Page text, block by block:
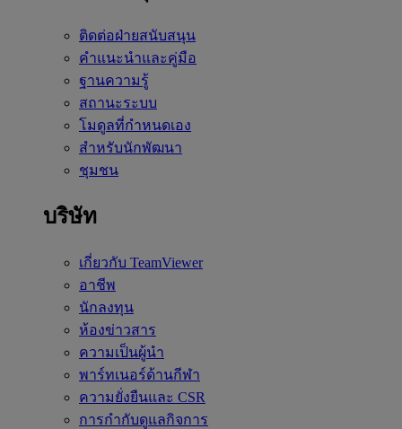
ติดต่อฝ่ายสนับสนุน
คำแนะนำและคู่มือ
ฐานความรู้
สถานะระบบ
โมดูลที่กำหนดเอง
สำหรับนักพัฒนา
ชุมชน
บริษัท
เกี่ยวกับ TeamViewer
อาชีพ
นักลงทุน
ห้องข่าวสาร
ความเป็นผู้นำ
พาร์ทเนอร์ด้านกีฬา
ความยั่งยืนและ CSR
การกำกับดูแลกิจการ